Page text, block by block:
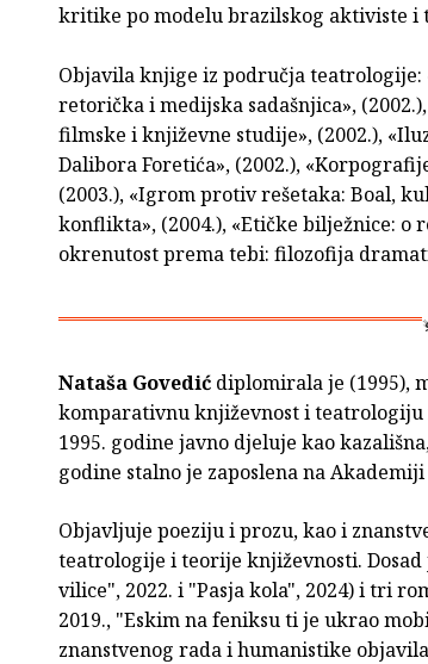
kritike po modelu brazilskog aktiviste i
Objavila knjige iz područja teatrologije:
retorička i medijska sadašnjica»,
filmske i književne studije», (2002.),
Dalibora Foretića», (2002.),
(2003.), «Igrom protiv rešetaka: Boal,
konflikta», (2004.), «Etičke bilježnice: o
okrenutost prema tebi: filozofija
Nataša Govedić diplomirala je (1995),
komparativnu književnost i teatrologiju
1995. godine javno djeluje kao
godine stalno je zaposlena na
Objavljuje poeziju i prozu, kao i
teatrologije i teorije književnosti.
vilice", 2022. i "Pasja kola", 2024) i tri
2019., "Eskim na feniksu ti je ukrao
znanstvenog rada i humanistike